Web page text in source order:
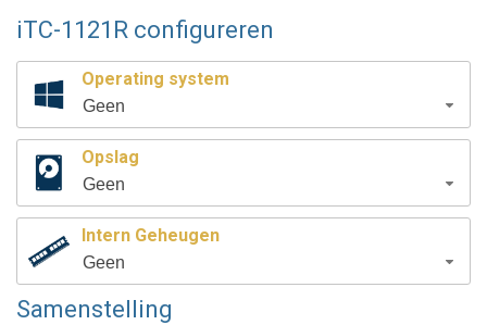
iTC-1121R configureren
Operating system
Geen
Opslag
Geen
Intern Geheugen
Geen
Samenstelling